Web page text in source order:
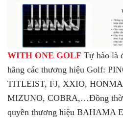
WITH ONE GOLF Tự hào là
hãng các thương hiệu Golf:
TITLEIST, FJ, XXIO,
MIZUNO, COBRA,…Đồng
quyền thương hiệu BAHAMA